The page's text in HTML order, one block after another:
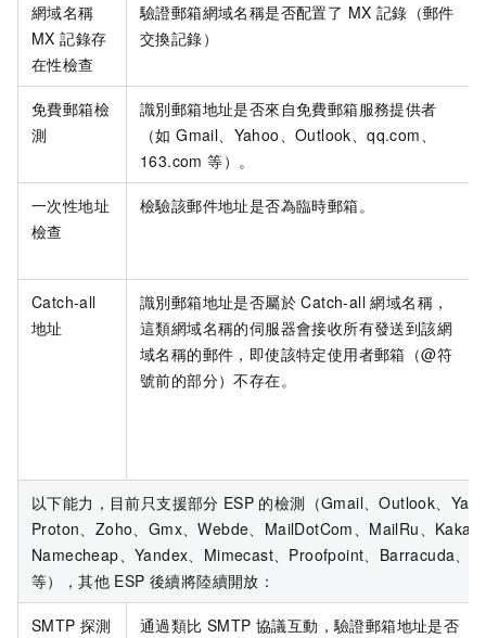
網域名稱
MX 記錄存
在性檢查
驗證郵箱網域名稱是否配置了 MX 記錄（郵件
交換記錄）
免費郵箱檢
測
識別郵箱地址是否來自免費郵箱服務提供者
（如 Gmail、Yahoo、Outlook、qq.com、
163.com 等）。
一次性地址
檢查
檢驗該郵件地址是否為臨時郵箱。
Catch-all
地址
識別郵箱地址是否屬於 Catch-all 網域名稱，
這類網域名稱的伺服器會接收所有發送到該網
域名稱的郵件，即使該特定使用者郵箱（@符
號前的部分）不存在。
以下能力，目前只支援部分 ESP 的檢測（Gmail、Outlook、
Proton、Zoho、Gmx、Webde、MailDotCom、MailRu、
Namecheap、Yandex、Mimecast、Proofpoint、Barracuda、
等），其他 ESP 後續將陸續開放：
SMTP 探測
通過類比 SMTP 協議互動，驗證郵箱地址是否